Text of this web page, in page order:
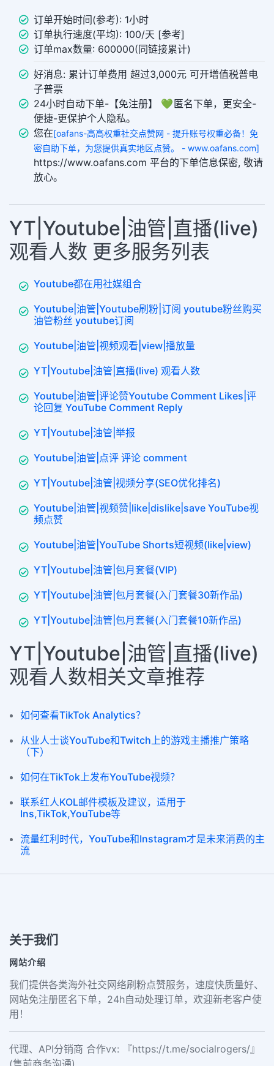
订单开始时间(参考): 1小时
订单执行速度(平均): 100/天 [参考]
订单max数量: 600000(同链接累计)
好消息: 累计订单费用 超过3,000元 可开增值税普电
子普票
24小时自动下单-【免注册】 💚 匿名下单，更安全-
便捷-更保护个人隐私。
您在[oafans-高高权重社交点赞网 - 提升账号权重必备！免
密自助下单，为您提供真实地区点赞。 - www.oafans.com]
https://www.oafans.com 平台的下单信息保密, 敬请
放心。
YT|Youtube|油管|直播(live)
观看人数 更多服务列表
Youtube都在用社媒组合
Youtube|油管|Youtube刷粉|订阅 youtube粉丝购买
油管粉丝 youtube订阅
Youtube|油管|视频观看|view|播放量
YT|Youtube|油管|直播(live) 观看人数
Youtube|油管|评论赞Youtube Comment Likes|评
论回复 YouTube Comment Reply
YT|Youtube|油管|举报
Youtube|油管|点评 评论 comment
YT|Youtube|油管|视频分享(SEO优化排名)
Youtube|油管|视频赞|like|dislike|save YouTube视
频点赞
Youtube|油管|YouTube Shorts短视频(like|view)
YT|Youtube|油管|包月套餐(VIP)
YT|Youtube|油管|包月套餐(入门套餐30新作品)
YT|Youtube|油管|包月套餐(入门套餐10新作品)
YT|Youtube|油管|直播(live)
观看人数相关文章推荐
如何查看TikTok Analytics？
从业人士谈YouTube和Twitch上的游戏主播推广策略
（下）
如何在TikTok上发布YouTube视频？
联系红人KOL邮件模板及建议，适用于
Ins,TikTok,YouTube等
流量红利时代，YouTube和Instagram才是未来消费的主
流
关于我们
网站介绍
我们提供各类海外社交网络刷粉点赞服务，速度快质量好、
网站免注册匿名下单，24h自动处理订单，欢迎新老客户使
用！
代理、API分销商 合作vx: 『https://t.me/socialrogers/』